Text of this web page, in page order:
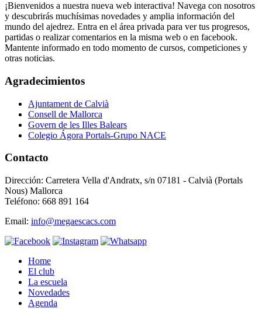
¡Bienvenidos a nuestra nueva web interactiva! Navega con nosotros
y descubrirás muchísimas novedades y amplia información del
mundo del ajedrez. Entra en el área privada para ver tus progresos,
partidas o realizar comentarios en la misma web o en facebook.
Mantente informado en todo momento de cursos, competiciones y
otras noticias.
Agradecimientos
Ajuntament de Calvià
Consell de Mallorca
Govern de les Illes Balears
Colegio Ágora Portals-Grupo NACE
Contacto
Dirección: Carretera Vella d'Andratx, s/n 07181 - Calvià (Portals
Nous) Mallorca
Teléfono: 668 891 164
Email: info@megaescacs.com
Home
El club
La escuela
Novedades
Agenda